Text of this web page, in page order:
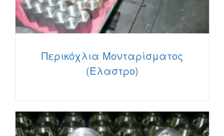
Περικόχλια Μονταρίσματος
(Έλαστρο)